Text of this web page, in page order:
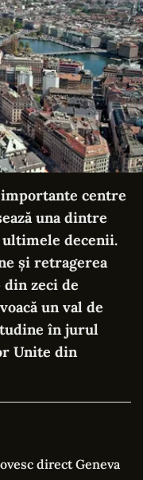
centre
una dintre
decenii.
și retragerea
zeci de
un val de
în jurul
Unite din
direct Geneva